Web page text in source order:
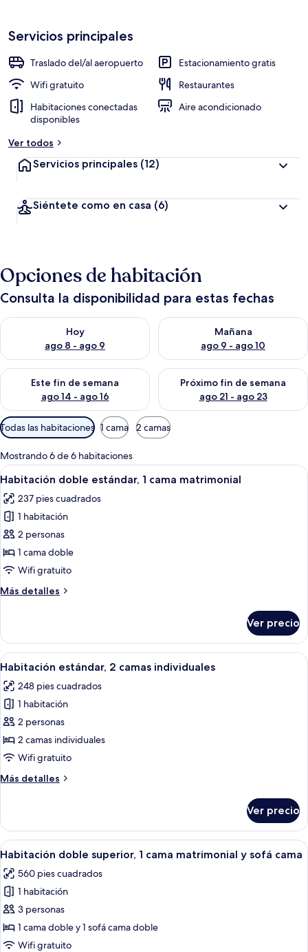
Servicios principales
Traslado del/al aeropuerto
Estacionamiento gratis
Wifi gratuito
Restaurantes
Habitaciones conectadas
disponibles
Aire acondicionado
Ver todos
Servicios principales (12)
Siéntete como en casa (6)
Opciones de habitación
Consulta la disponibilidad para estas fechas
Hoy
ago 8 - ago 9
Consulta la disponibilidad para hoy ago 8 - ago 9
Mañana
ago 9 - ago 10
Consulta la disponibilidad
Este fin de semana
ago 14 - ago 16
Consulta la disponibilidad para este fin de semana ago 14 -
Próximo fin de semana
ago 21 - ago 23
Consulta la disponibilidad
Filtros
disponibles
para
las
habitaciones
Todas las habitaciones 1 cama 2 camas
Mostrando 6 de 6 habitaciones
Abrir
todas
las
fotos
de
Habitación
doble
1
Habitación de hotel con cama,
8
Habitación doble estándar, 1 cama matrimonial
237 pies cuadrados
1 habitación
2 personas
1 cama doble
Wifi gratuito
Más detalles
Más
doble
estándar,
1
matrimonial
Ver precio
Abrir
todas
las
fotos
de
Habitación
estándar,
camas
Habitación de hotel con dos camas,
8
Habitación estándar, 2 camas individuales
248 pies cuadrados
1 habitación
2 personas
2 camas individuales
Wifi gratuito
Más detalles
Más
estándar,
camas
Ver precio
Abrir
todas
las
fotos
de
Habitación
doble
1 habitación, minibar, caja de
8
Habitación doble superior, 1 cama matrimonial y sofá cama
560 pies cuadrados
1 habitación
3 personas
1 cama doble y 1 sofá cama doble
Wifi gratuito